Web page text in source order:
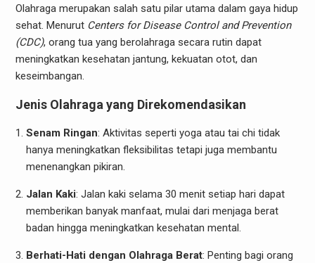
Olahraga merupakan salah satu pilar utama dalam gaya hidup
sehat. Menurut Centers for Disease Control and Prevention
(CDC), orang tua yang berolahraga secara rutin dapat
meningkatkan kesehatan jantung, kekuatan otot, dan
keseimbangan.
Jenis Olahraga yang Direkomendasikan
Senam Ringan: Aktivitas seperti yoga atau tai chi tidak
hanya meningkatkan fleksibilitas tetapi juga membantu
menenangkan pikiran.
Jalan Kaki: Jalan kaki selama 30 menit setiap hari dapat
memberikan banyak manfaat, mulai dari menjaga berat
badan hingga meningkatkan kesehatan mental.
Berhati-Hati dengan Olahraga Berat: Penting bagi orang